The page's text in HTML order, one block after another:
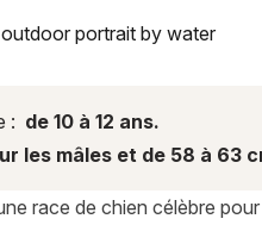
alimentation,
: de 10 à 12 ans.
les mâles et de 58 à 63
race de chien célèbre